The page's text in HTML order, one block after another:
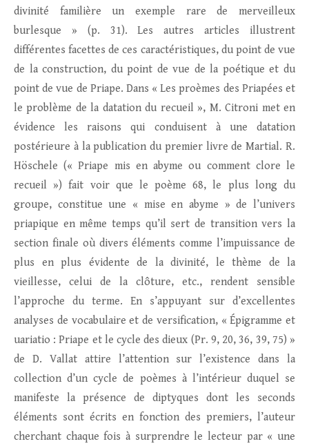
divinité familière un exemple rare de merveilleux
burlesque » (p. 31). Les autres articles illustrent
différentes facettes de ces caractéristiques, du point de vue
de la construction, du point de vue de la poétique et du
point de vue de Priape. Dans « Les proèmes des Priapées et
le problème de la datation du recueil », M. Citroni met en
évidence les raisons qui conduisent à une datation
postérieure à la publication du premier livre de Martial. R.
Höschele (« Priape mis en abyme ou comment clore le
recueil ») fait voir que le poème 68, le plus long du
groupe, constitue une « mise en abyme » de l’univers
priapique en même temps qu’il sert de transition vers la
section finale où divers éléments comme l’impuissance de
plus en plus évidente de la divinité, le thème de la
vieillesse, celui de la clôture, etc., rendent sensible
l’approche du terme. En s’appuyant sur d’excellentes
analyses de vocabulaire et de versification, « Épigramme et
uariatio : Priape et le cycle des dieux (Pr. 9, 20, 36, 39, 75) »
de D. Vallat attire l’attention sur l’existence dans la
collection d’un cycle de poèmes à l’intérieur duquel se
manifeste la présence de diptyques dont les seconds
éléments sont écrits en fonction des premiers, l’auteur
cherchant chaque fois à surprendre le lecteur par « une